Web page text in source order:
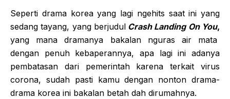
Seperti drama korea yang lagi ngehits saat ini yang
sedang tayang, yang berjudul Crash Landing On You,
yang mana dramanya bakalan nguras air mata
dengan penuh kebaperannya, apa lagi ini adanya
pembatasan dari pemerintah karena terkait virus
corona, sudah pasti kamu dengan nonton drama-
drama korea ini bakalan betah dah dirumahnya.